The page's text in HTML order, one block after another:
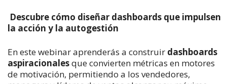
Descubre cómo diseñar dashboards que impulsen
la acción y la autogestión
En estewebinaraprenderás a construir dashboards
aspiracionalesque convierten métricas en motores
de motivación, permitiendo a los vendedores,